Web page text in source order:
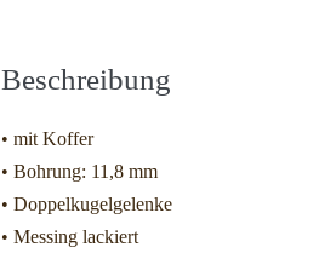
Beschreibung
• mit Koffer
• Bohrung: 11,8 mm
• Doppelkugelgelenke
• Messing lackiert